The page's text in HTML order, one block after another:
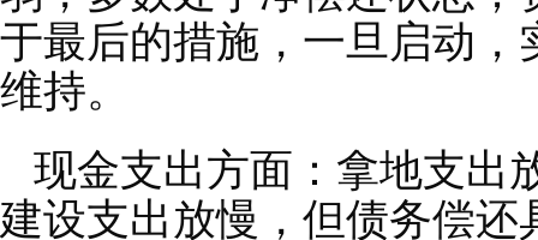
于最后的措施，一旦启动
维持。
现金支出方面：拿地支出
建设支出放慢，但债务偿